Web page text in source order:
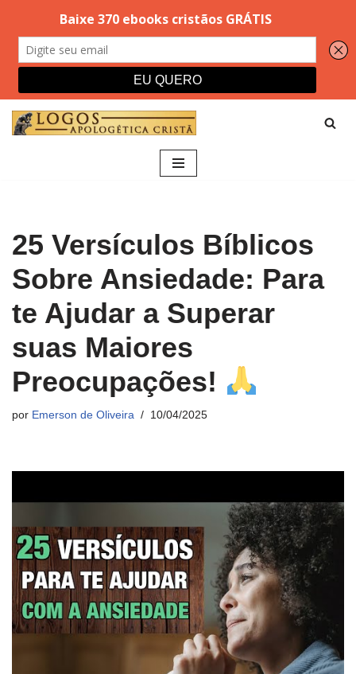
25 Versículos Bíblicos
Sobre Ansiedade: Para
te Ajudar a Superar
suas Maiores
Preocupações!
por Emerson de Oliveira 10/04/2025